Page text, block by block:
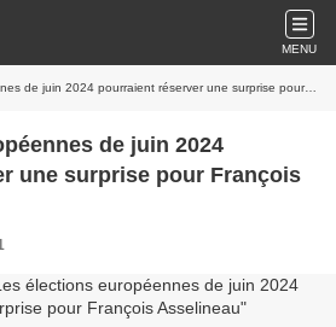
MENU
2024 pourraient réserver une surprise pour François Asselineau
de juin 2024
une surprise pour François